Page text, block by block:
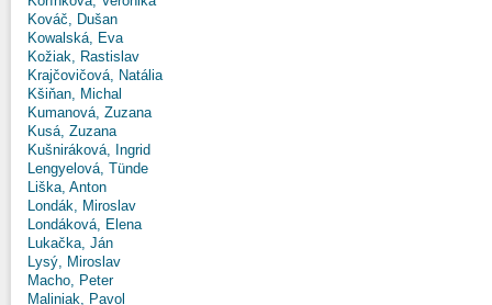
Kováč, Dušan
Kowalská, Eva
Kožiak, Rastislav
Krajčovičová, Natália
Kšiňan, Michal
Kumanová, Zuzana
Kusá, Zuzana
Kušniráková, Ingrid
Lengyelová, Tünde
Liška, Anton
Londák, Miroslav
Londáková, Elena
Lukačka, Ján
Lysý, Miroslav
Macho, Peter
Maliniak, Pavol